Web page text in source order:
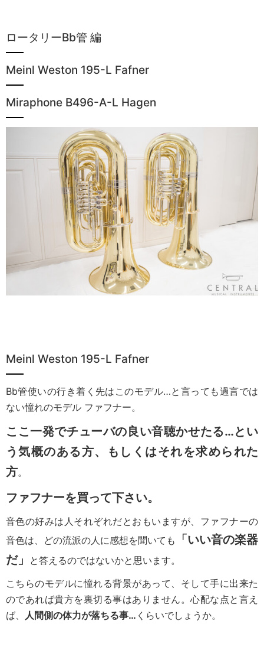
ロータリーBb管 編
Meinl Weston 195-L Fafner
Miraphone B496-A-L Hagen
Meinl Weston 195-L Fafner
Bb管使いの行き着く先はこのモデル…と言っても過言では
ない憧れのモデル ファフナー。
ここ一発でチューバの良い音聴かせたる…とい
う気概のある方、もしくはそれを求められた
方。
ファフナーを買って下さい。
音色の好みは人それぞれだとおもいますが、ファフナーの
音色は、どの流派の人に感想を聞いても
「いい音の楽器
だ」
と答えるのではないかと思います。
こちらのモデルに憧れる背景があって、そして手に出来た
のであれば貴方を裏切る事はありません。心配な点と言え
ば、
人間側の体力が落ちる事… くらいでしょうか。